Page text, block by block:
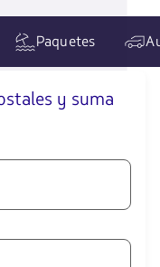
Paquetes
y suma